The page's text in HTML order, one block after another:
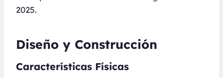
2025.
Diseño y Construcción
Características Físicas